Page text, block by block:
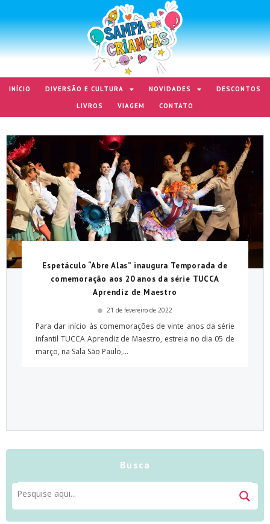
INÍCIO DIVERSÃO E CULTURA NOVIDADES
DESCONTOS
LIVROS
VIAGEM CONTATO
Espetáculo “Abre Alas” inaugura Temporada de
comemoração aos 20 anos da série TUCCA
Aprendiz de Maestro
21 de fevereiro de 2022
Para dar início às comemorações de vinte anos da série
infantil TUCCA Aprendiz de Maestro, estreia no dia 05 de
março, na Sala São Paulo,...
Busca